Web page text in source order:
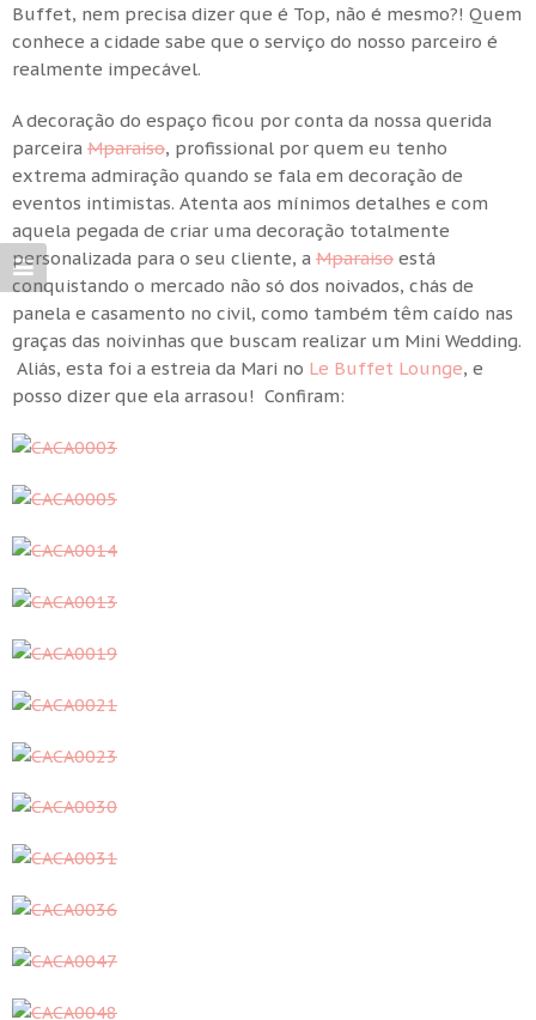
Buffet, nem precisa dizer que é Top, não é mesmo?! Quem
conhece a cidade sabe que o serviço do nosso parceiro é
realmente impecável.
A decoração do espaço ficou por conta da nossa querida
parceira Mparaiso, profissional por quem eu tenho
extrema admiração quando se fala em decoração de
eventos intimistas. Atenta aos mínimos detalhes e com
aquela pegada de criar uma decoração totalmente
personalizada para o seu cliente, a Mparaiso está
conquistando o mercado não só dos noivados, chás de
panela e casamento no civil, como também têm caído nas
graças das noivinhas que buscam realizar um Mini Wedding.
Aliás, esta foi a estreia da Mari no Le Buffet Lounge, e
posso dizer que ela arrasou! Confiram: